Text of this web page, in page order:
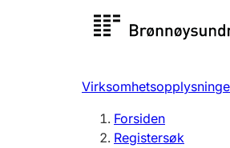
Registersøk
Registrere, endre,
Forsiden
Registersøk